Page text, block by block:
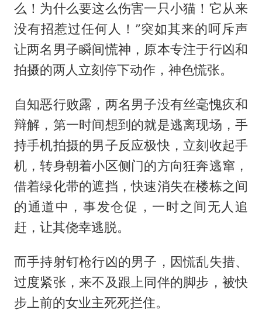
么！为什么要这么伤害一只小猫！它从来
没有招惹过任何人！”突如其来的呵斥声
让两名男子瞬间慌神，原本专注于行凶和
拍摄的两人立刻停下动作，神色慌张。
自知恶行败露，两名男子没有丝毫愧疚和
辩解，第一时间想到的就是逃离现场，手
持手机拍摄的男子反应极快，立刻收起手
机，转身朝着小区侧门的方向狂奔逃窜，
借着绿化带的遮挡，快速消失在楼栋之间
的通道中，事发仓促，一时之间无人追
赶，让其侥幸逃脱。
而手持射钉枪行凶的男子，因慌乱失措、
过度紧张，来不及跟上同伴的脚步，被快
步上前的女业主死死拦住。